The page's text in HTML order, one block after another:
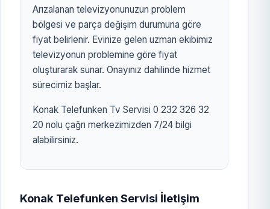
Arızalanan televizyonunuzun problem
bölgesi ve parça değişim durumuna göre
fiyat belirlenir. Evinize gelen uzman ekibimiz
televizyonun problemine göre fiyat
oluşturarak sunar. Onayınız dahilinde hizmet
sürecimiz başlar.
Konak Telefunken Tv Servisi 0 232 326 32
20 nolu çağrı merkezimizden 7/24 bilgi
alabilirsiniz.
Konak Telefunken Servisi İletişim